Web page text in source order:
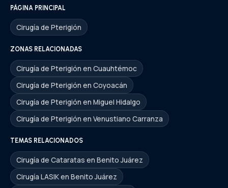
PÁGINA PRINCIPAL
Cirugía de Pterigión
ZONAS RELACIONADAS
Cirugía de Pterigión en Cuauhtémoc
Cirugía de Pterigión en Coyoacán
Cirugía de Pterigión en Miguel Hidalgo
Cirugía de Pterigión en Venustiano Carranza
TEMAS RELACIONADOS
Cirugía de Cataratas en Benito Juárez
Cirugía LASIK en Benito Juárez